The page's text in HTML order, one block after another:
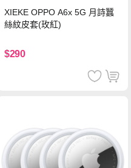
XIEKE OPPO A6x 5G 月詩蠶
絲紋皮套(玫紅)
$290